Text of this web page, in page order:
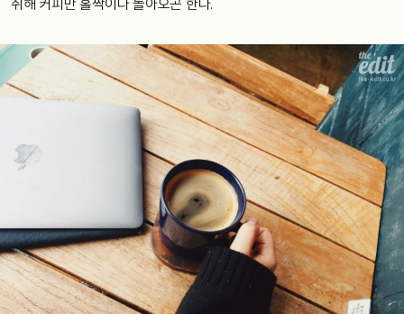
취해 커피만 홀짝이다 돌아오곤 한다.